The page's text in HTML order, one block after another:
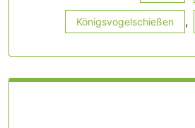
Königsvogelschießen ,